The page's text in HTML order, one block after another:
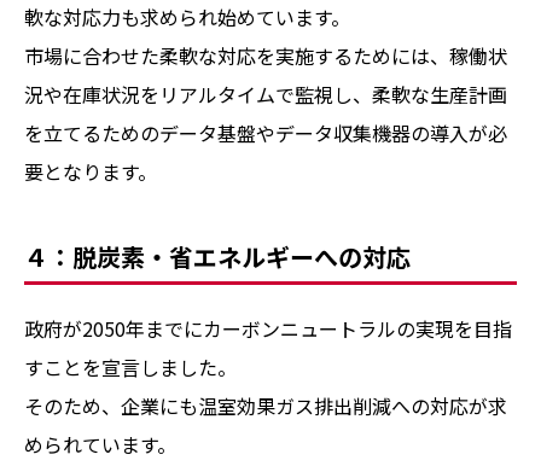
軟な対応力も求められ始めています。
市場に合わせた柔軟な対応を実施するためには、稼働状
況や在庫状況をリアルタイムで監視し、柔軟な生産計画
を立てるためのデータ基盤やデータ収集機器の導入が必
要となります。
４：脱炭素・省エネルギーへの対応
政府が2050年までにカーボンニュートラルの実現を目指
すことを宣言しました。
そのため、企業にも温室効果ガス排出削減への対応が求
められています。